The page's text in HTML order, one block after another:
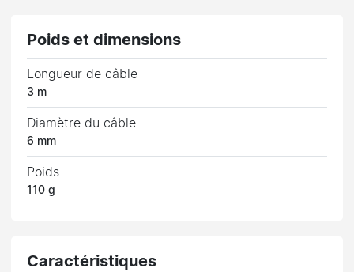
Poids et dimensions
Longueur de câble
3 m
Diamètre du câble
6 mm
Poids
110 g
Caractéristiques